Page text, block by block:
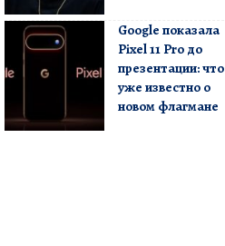
Google показала
Pixel 11 Pro до
презентации: что
уже известно о
новом флагмане